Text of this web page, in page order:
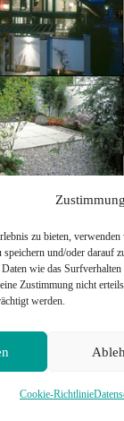
zu bieten,
und/oder darauf
wie das
Zustimmung nicht
werden.
Cookie-Richtlinie
Pinterest
Facebook
Instagram